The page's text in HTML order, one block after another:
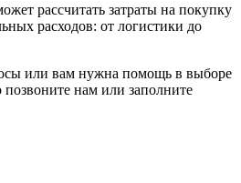
рассчитать затраты на покупку
расходов: от логистики до
или вам нужна помощь в выборе
позвоните нам или заполните